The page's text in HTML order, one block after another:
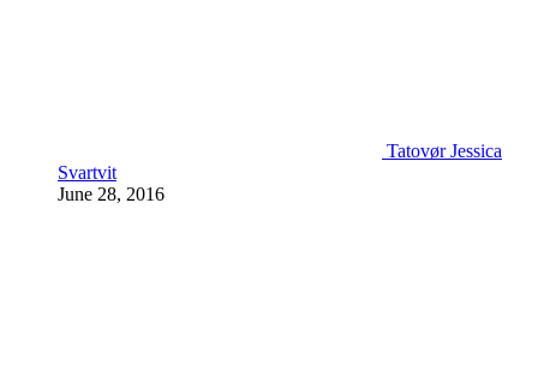
Tatovør Jessica
Svartvit
June 28, 2016